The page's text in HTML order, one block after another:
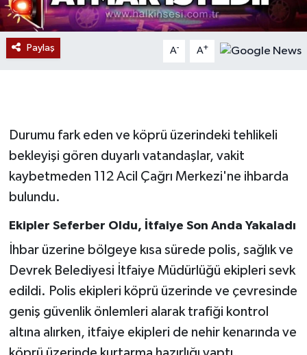
Paylaş A- A+
Durumu fark eden ve köprü üzerindeki tehlikeli
bekleyişi gören duyarlı vatandaşlar, vakit
kaybetmeden 112 Acil Çağrı Merkezi'ne ihbarda
bulundu.
Ekipler Seferber Oldu, İtfaiye Son Anda Yakaladı
İhbar üzerine bölgeye kısa sürede polis, sağlık ve
Devrek Belediyesi İtfaiye Müdürlüğü ekipleri sevk
edildi. Polis ekipleri köprü üzerinde ve çevresinde
geniş güvenlik önlemleri alarak trafiği kontrol
altına alırken, itfaiye ekipleri de nehir kenarında ve
Eğitim
Gökçebey
GÜNDEM
İş ilanı
Kültür - Sanat
MAGAZİN